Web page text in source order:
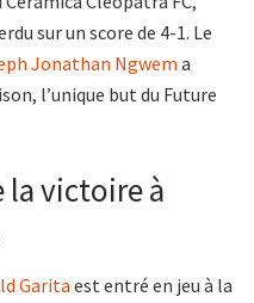
sur un score de 4-1. Le
Jonathan Ngwem a
l’unique but du Future
la victoire à
Garitaest entré en jeu à la